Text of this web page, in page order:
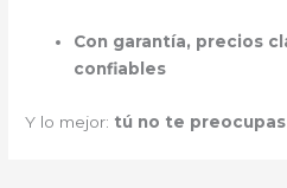
Con garantía, precios
confiables
Y lo mejor: tú no te